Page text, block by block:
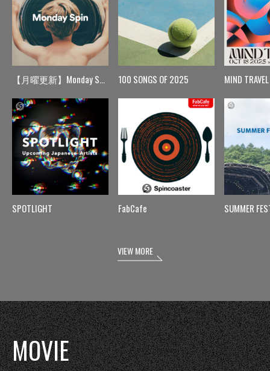
【月曜更新】Monday Spin
SPOTLIGHT
100 SONGS OF 2025
FabCafe
MIND TRAVEL
SUMMER
VIEW MORE
MOVIE